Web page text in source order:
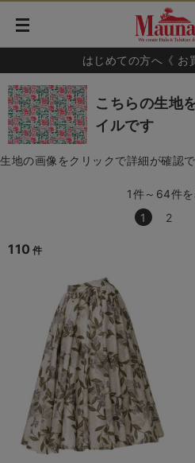
はじめての方へ《 お
こちらの生地
イルです
生地の画像をクリックで詳細が確認で
1件～64件
1
2
110 件